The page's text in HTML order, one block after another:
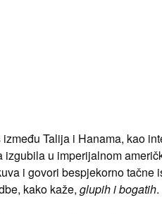
između Talija i Hanama, kao
izgubila u imperijalnom
i govori bespjekorno tačne
kako kaže, glupih i bogatih.